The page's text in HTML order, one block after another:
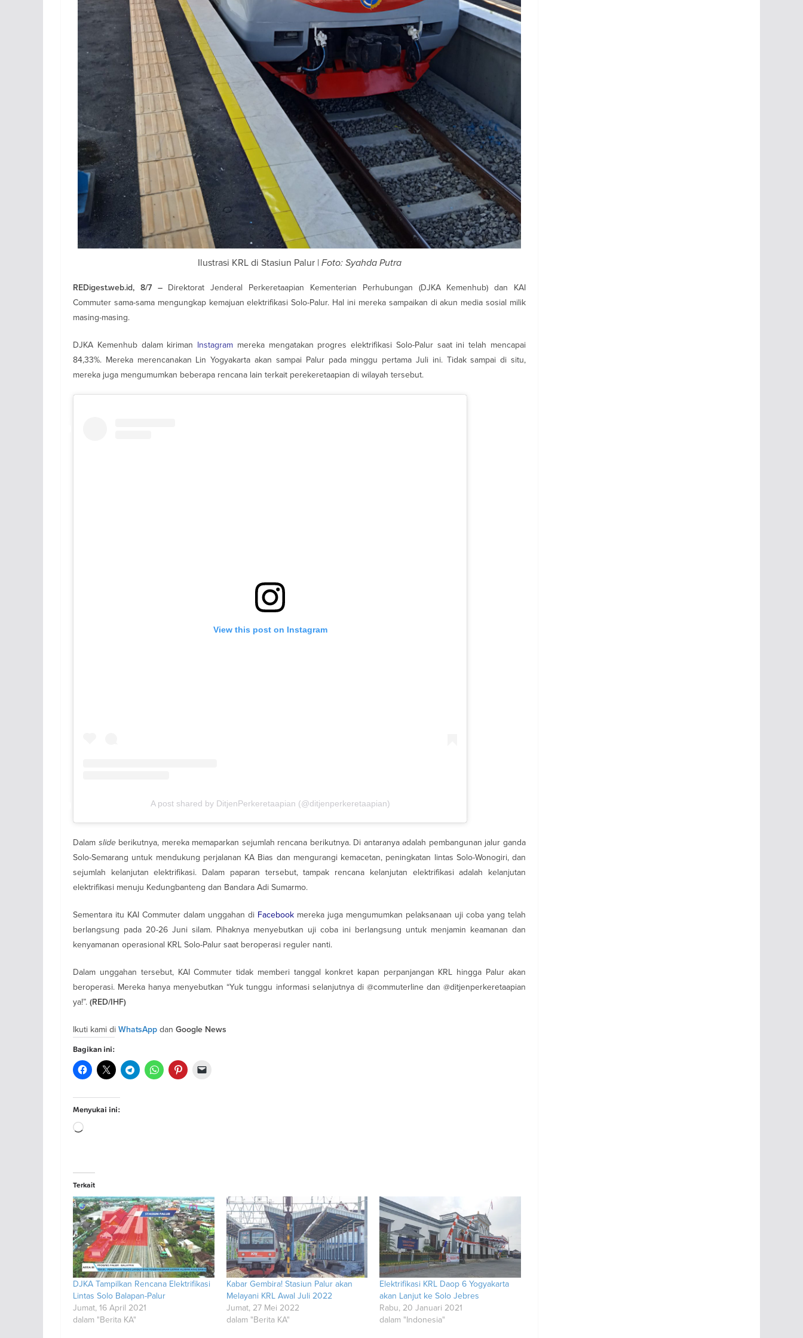
Ilustrasi KRL di Stasiun Palur | Foto: Syahda Putra
REDigest.web.id, 8/7 – Direktorat Jenderal Perkeretaapian Kementerian Perhubungan (DJKA Kemenhub) dan KAI
Commuter sama-sama mengungkap kemajuan elektrifikasi Solo-Palur. Hal ini mereka sampaikan di akun media sosial milik
masing-masing.
DJKA Kemenhub dalam kiriman Instagram mereka mengatakan progres elektrifikasi Solo-Palur saat ini telah mencapai
84,33%. Mereka merencanakan Lin Yogyakarta akan sampai Palur pada minggu pertama Juli ini. Tidak sampai di situ,
mereka juga mengumumkan beberapa rencana lain terkait perekeretaapian di wilayah tersebut.
View this post on Instagram
A post shared by DitjenPerkeretaapian (@ditjenperkeretaapian)
Dalam slide berikutnya, mereka memaparkan sejumlah rencana berikutnya. Di antaranya adalah pembangunan jalur ganda
Solo-Semarang untuk mendukung perjalanan KA Bias dan mengurangi kemacetan, peningkatan lintas Solo-Wonogiri, dan
sejumlah kelanjutan elektrifikasi. Dalam paparan tersebut, tampak rencana kelanjutan elektrifikasi adalah kelanjutan
elektrifikasi menuju Kedungbanteng dan Bandara Adi Sumarmo.
Sementara itu KAI Commuter dalam unggahan di Facebook mereka juga mengumumkan pelaksanaan uji coba yang telah
berlangsung pada 20-26 Juni silam. Pihaknya menyebutkan uji coba ini berlangsung untuk menjamin keamanan dan
kenyamanan operasional KRL Solo-Palur saat beroperasi reguler nanti.
Dalam unggahan tersebut, KAI Commuter tidak memberi tanggal konkret kapan perpanjangan KRL hingga Palur akan
beroperasi. Mereka hanya menyebutkan “Yuk tunggu informasi selanjutnya di @commuterline dan @ditjenperkeretaapian
ya!”. (RED/IHF)
Ikuti kami di WhatsApp dan Google News
Bagikan ini:
Menyukai ini:
Memuat...
Terkait
DJKA Tampilkan Rencana Elektrifikasi
Lintas Solo Balapan-Palur
Jumat, 16 April 2021
dalam "Berita KA"
Kabar Gembira! Stasiun Palur akan
Melayani KRL Awal Juli 2022
Jumat, 27 Mei 2022
dalam "Berita KA"
Elektrifikasi KRL Daop 6 Yogyakarta
akan Lanjut ke Solo Jebres
Rabu, 20 Januari 2021
dalam "Indonesia"